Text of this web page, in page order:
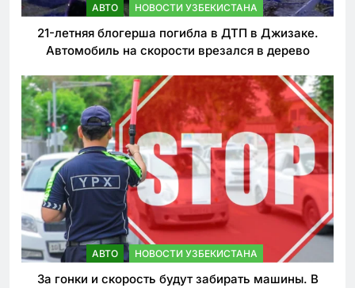
АВТО НОВОСТИ УЗБЕКИСТАНА
21-летняя блогерша погибла в ДТП в Джизаке.
Автомобиль на скорости врезался в дерево
АВТО НОВОСТИ УЗБЕКИСТАНА
За гонки и скорость будут забирать машины. В